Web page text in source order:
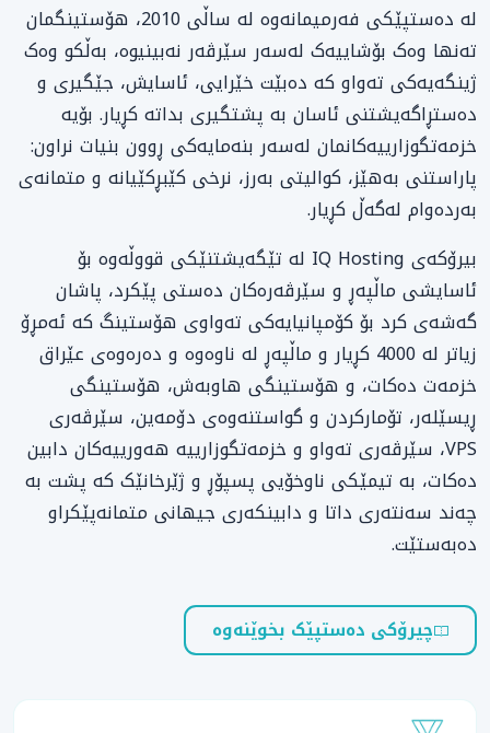
لە دەستپێکی فەرمیمانەوە لە ساڵی 2010، هۆستینگمان
تەنها وەک بۆشاییەک لەسەر سێرڤەر نەبینیوە، بەڵکو وەک
ژینگەیەکی تەواو کە دەبێت خێرایی، ئاسایش، جێگیری و
دەستڕاگەیشتنی ئاسان بە پشتگیری بداتە کڕیار. بۆیە
خزمەتگوزارییەکانمان لەسەر بنەمایەکی ڕوون بنیات نراون:
پاراستنی بەهێز، کوالیتی بەرز، نرخی کێبڕکێیانە و متمانەی
بەردەوام لەگەڵ کڕیار.
بیرۆکەی IQ Hosting لە تێگەیشتنێکی قووڵەوە بۆ
ئاسایشی ماڵپەڕ و سێرڤەرەکان دەستی پێکرد، پاشان
گەشەی کرد بۆ کۆمپانیایەکی تەواوی هۆستینگ کە ئەمڕۆ
زیاتر لە 4000 کڕیار و ماڵپەڕ لە ناوەوە و دەرەوەی عێراق
خزمەت دەکات، و هۆستینگی هاوبەش، هۆستینگی
ڕیسێلەر، تۆمارکردن و گواستنەوەی دۆمەین، سێرڤەری
VPS، سێرڤەری تەواو و خزمەتگوزارییە هەورییەکان دابین
دەکات، بە تیمێکی ناوخۆیی پسپۆڕ و ژێرخانێک کە پشت بە
چەند سەنتەری داتا و دابینکەری جیهانی متمانەپێکراو
دەبەستێت.
چیرۆکی دەستپێک بخوێنەوە